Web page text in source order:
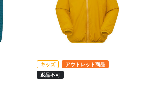
キッズ
アウトレット商品
返品不可